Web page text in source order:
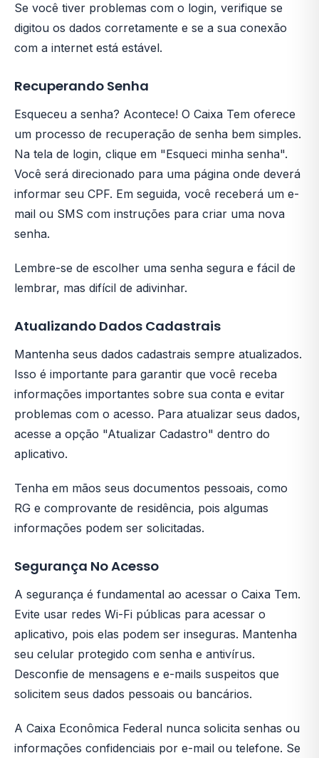
Se você tiver problemas com o login, verifique se
digitou os dados corretamente e se a sua conexão
com a internet está estável.
Recuperando Senha
Esqueceu a senha? Acontece! O Caixa Tem oferece
um processo de recuperação de senha bem simples.
Na tela de login, clique em "Esqueci minha senha".
Você será direcionado para uma página onde deverá
informar seu CPF. Em seguida, você receberá um e-
mail ou SMS com instruções para criar uma nova
senha.
Lembre-se de escolher uma senha segura e fácil de
lembrar, mas difícil de adivinhar.
Atualizando Dados Cadastrais
Mantenha seus dados cadastrais sempre atualizados.
Isso é importante para garantir que você receba
informações importantes sobre sua conta e evitar
problemas com o acesso. Para atualizar seus dados,
acesse a opção "Atualizar Cadastro" dentro do
aplicativo.
Tenha em mãos seus documentos pessoais, como
RG e comprovante de residência, pois algumas
informações podem ser solicitadas.
Segurança No Acesso
A segurança é fundamental ao acessar o Caixa Tem.
Evite usar redes Wi-Fi públicas para acessar o
aplicativo, pois elas podem ser inseguras. Mantenha
seu celular protegido com senha e antivírus.
Desconfie de mensagens e e-mails suspeitos que
solicitem seus dados pessoais ou bancários.
A Caixa Econômica Federal nunca solicita senhas ou
informações confidenciais por e-mail ou telefone. Se